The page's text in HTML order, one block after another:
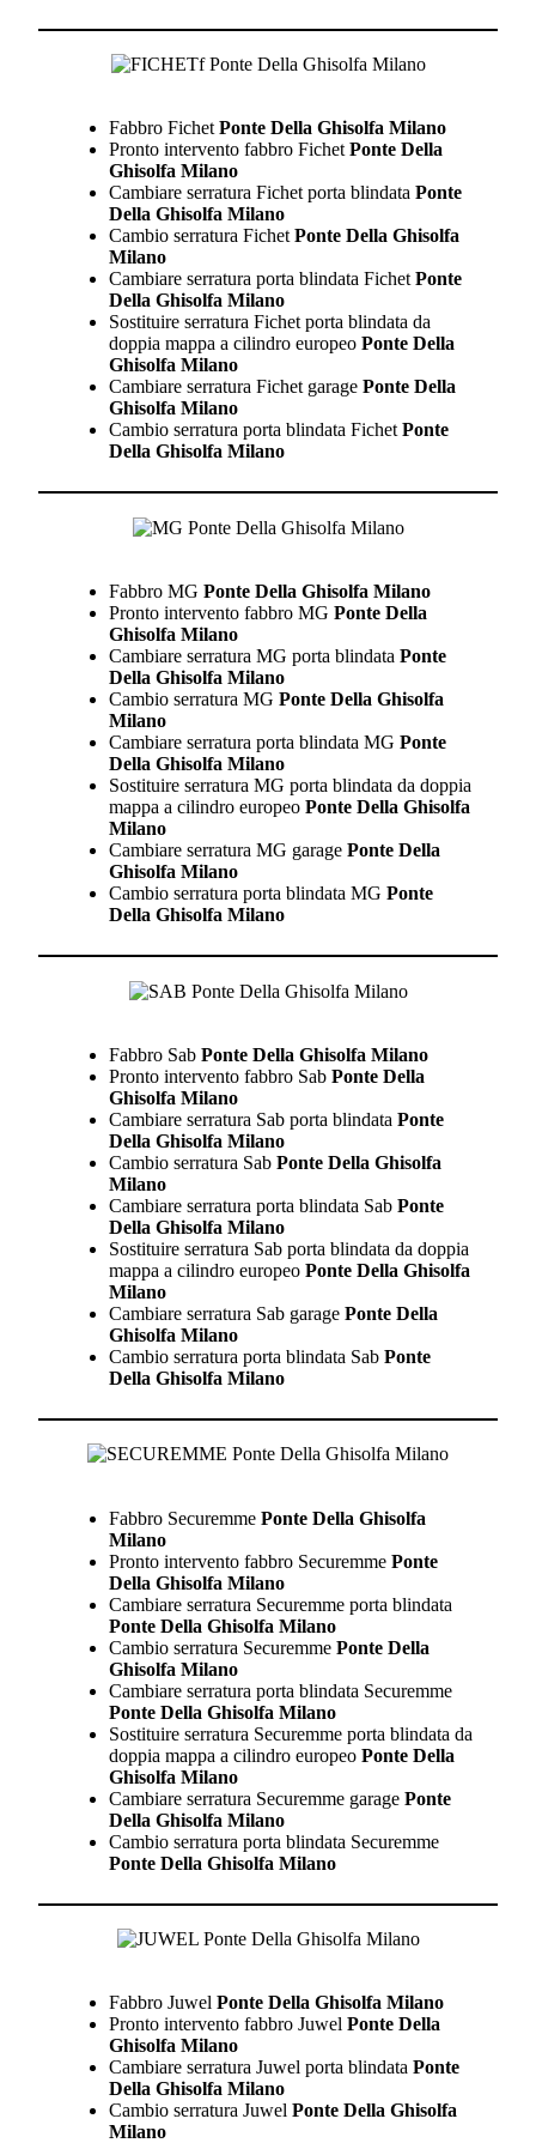
Fabbro Fichet Ponte Della Ghisolfa Milano
Pronto intervento fabbro Fichet Ponte Della
Ghisolfa Milano
Cambiare serratura Fichet porta blindata Ponte
Della Ghisolfa Milano
Cambio serratura Fichet Ponte Della Ghisolfa
Milano
Cambiare serratura porta blindata Fichet Ponte
Della Ghisolfa Milano
Sostituire serratura Fichet porta blindata da
doppia mappa a cilindro europeo Ponte Della
Ghisolfa Milano
Cambiare serratura Fichet garage Ponte Della
Ghisolfa Milano
Cambio serratura porta blindata Fichet Ponte
Della Ghisolfa Milano
Fabbro MG Ponte Della Ghisolfa Milano
Pronto intervento fabbro MG Ponte Della
Ghisolfa Milano
Cambiare serratura MG porta blindata Ponte
Della Ghisolfa Milano
Cambio serratura MG Ponte Della Ghisolfa
Milano
Cambiare serratura porta blindata MG Ponte
Della Ghisolfa Milano
Sostituire serratura MG porta blindata da doppia
mappa a cilindro europeo Ponte Della Ghisolfa
Milano
Cambiare serratura MG garage Ponte Della
Ghisolfa Milano
Cambio serratura porta blindata MG Ponte
Della Ghisolfa Milano
Fabbro Sab Ponte Della Ghisolfa Milano
Pronto intervento fabbro Sab Ponte Della
Ghisolfa Milano
Cambiare serratura Sab porta blindata Ponte
Della Ghisolfa Milano
Cambio serratura Sab Ponte Della Ghisolfa
Milano
Cambiare serratura porta blindata Sab Ponte
Della Ghisolfa Milano
Sostituire serratura Sab porta blindata da doppia
mappa a cilindro europeo Ponte Della Ghisolfa
Milano
Cambiare serratura Sab garage Ponte Della
Ghisolfa Milano
Cambio serratura porta blindata Sab Ponte
Della Ghisolfa Milano
Fabbro Securemme Ponte Della Ghisolfa
Milano
Pronto intervento fabbro Securemme Ponte
Della Ghisolfa Milano
Cambiare serratura Securemme porta blindata
Ponte Della Ghisolfa Milano
Cambio serratura Securemme Ponte Della
Ghisolfa Milano
Cambiare serratura porta blindata Securemme
Ponte Della Ghisolfa Milano
Sostituire serratura Securemme porta blindata da
doppia mappa a cilindro europeo Ponte Della
Ghisolfa Milano
Cambiare serratura Securemme garage Ponte
Della Ghisolfa Milano
Cambio serratura porta blindata Securemme
Ponte Della Ghisolfa Milano
Fabbro Juwel Ponte Della Ghisolfa Milano
Pronto intervento fabbro Juwel Ponte Della
Ghisolfa Milano
Cambiare serratura Juwel porta blindata Ponte
Della Ghisolfa Milano
Cambio serratura Juwel Ponte Della Ghisolfa
Milano